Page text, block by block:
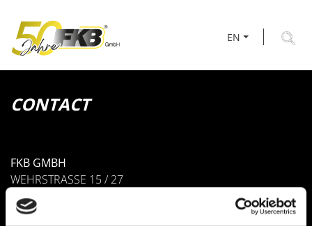
EN
CONTACT
FKB GMBH
WEHRSTRASSE 15 / 27
D-78727 OBERNDORF